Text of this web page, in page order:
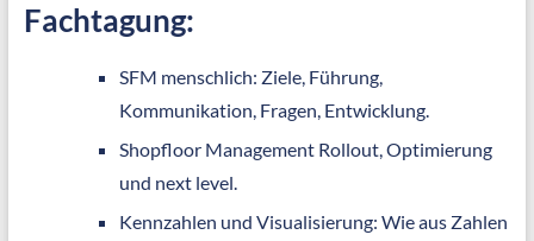
Fachtagung:
SFM menschlich: Ziele, Führung,
Kommunikation, Fragen, Entwicklung.
Shopfloor Management Rollout, Optimierung
und next level.
Kennzahlen und Visualisierung: Wie aus Zahlen